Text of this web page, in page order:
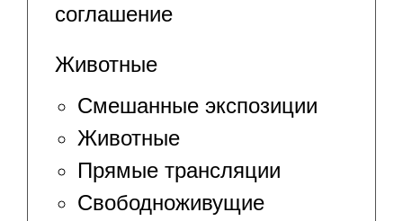
соглашение
Животные
Смешанные экспозиции
Животные
Прямые трансляции
Свободноживущие